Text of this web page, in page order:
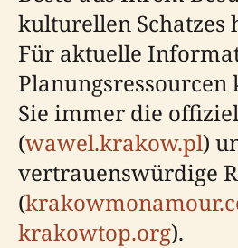
kulturellen Schatzes
Für aktuelle
Sie immer die
(wawel.krakow.pl)
vertrauenswürdige
(
krakowtop.org).